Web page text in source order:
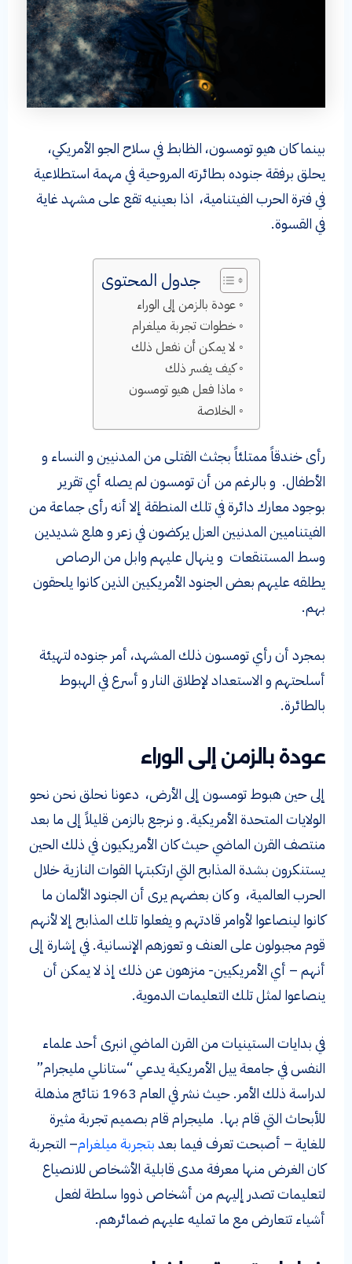
بينما كان هيو تومسون، الظابط في سلاح الجو الأمريكي،
يحلق برفقة جنوده بطائرته المروحية في مهمة استطلاعية
في فترة الحرب الفيتنامية، اذا بعينيه تقع على مشهد غاية
في القسوة.
جدول المحتوى
عودة بالزمن إلى الوراء
خطوات تجربة ميلغرام
لا يمكن أن نفعل ذلك
كيف يفسر ذلك
ماذا فعل هيو تومسون
الخلاصة
رأى خندقاً ممتلئاً بجثث القتلى من المدنيين و النساء و
الأطفال. و بالرغم من أن تومسون لم يصله أي تقرير
بوجود معارك دائرة في تلك المنطقة إلا أنه رأى جماعة من
الفيتناميين المدنيين العزل يركضون في زعر و هلع شديدين
وسط المستنقعات و ينهال عليهم وابل من الرصاص
يطلقه عليهم بعض الجنود الأمريكيين الذين كانوا يلحقون
بهم.
بمجرد أن رأي تومسون ذلك المشهد، أمر جنوده لتهيئة
أسلحتهم و الاستعداد لإطلاق النار و أسرع في الهبوط
بالطائرة.
عودة بالزمن إلى الوراء
إلى حين هبوط تومسون إلى الأرض، دعونا نحلق نحن نحو
الولايات المتحدة الأمريكية. و نرجع بالزمن قليلاً إلى ما بعد
منتصف القرن الماضي حيث كان الأمريكيون في ذلك الحين
يستنكرون بشدة المذابح التي ارتكبتها القوات النازية خلال
الحرب العالمية، و كان بعضهم يرى أن الجنود الألمان ما
كانوا لينصاعوا لأوامر قادتهم و يفعلوا تلك المذابح إلا لأنهم
قوم مجبولون على العنف و تعوزهم الإنسانية. في إشارة إلى
أنهم – أي الأمريكيين- منزهون عن ذلك إذ لا يمكن أن
ينصاعوا لمثل تلك التعليمات الدموية.
في بدايات الستينيات من القرن الماضي انبرى أحد علماء
النفس في جامعة ييل الأمريكية يدعي “ستانلي مليجرام”
لدراسة ذلك الأمر. حيث نشر في العام 1963 نتائج مذهلة
للأبحاث التي قام بها. مليجرام قام بصميم تجربة مثيرة
للغاية – أصبحت تعرف فيما بعدبتجربة ميلغرام– التجربة
كان الغرض منها معرفة مدى قابلية الأشخاص للانصياع
لتعليمات تصدر إليهم من أشخاص ذووا سلطة لفعل
أشياء تتعارض مع ما تمليه عليهم ضمائرهم.